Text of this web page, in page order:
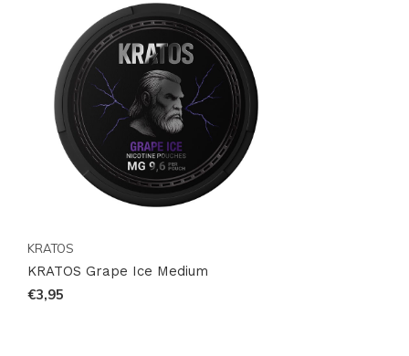
KRATOS
KRATOS Grape Ice Medium
€3,95